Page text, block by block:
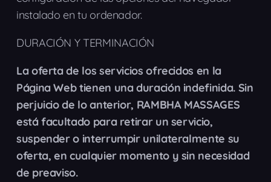
instalado en tu ordenador.
DURACIÓN Y TERMINACIÓN
La oferta de los servicios ofrecidos en la
Página Web tienen una duración indefinida. Sin
perjuicio de lo anterior, RAMBHA MASSAGES
está facultado para retirar un servicio,
suspender o interrumpir unilateralmente su
oferta, en cualquier momento y sin necesidad
de preaviso.